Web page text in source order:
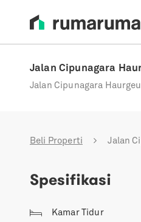
Jalan Cipunagara
Jalan Cipunagara
Beli Properti Jalan
Spesifikasi
Kamar Tidur